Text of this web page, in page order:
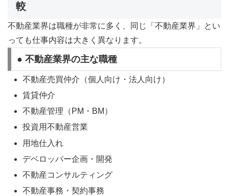
較
不動産業界は職種が非常に多く、同じ「不動産業界」とい
っても仕事内容は大きく異なります。
● 不動産業界の主な職種
不動産売買仲介（個人向け・法人向け）
賃貸仲介
不動産管理（PM・BM）
投資用不動産営業
用地仕入れ
デベロッパー企画・開発
不動産コンサルティング
不動産事務・契約事務